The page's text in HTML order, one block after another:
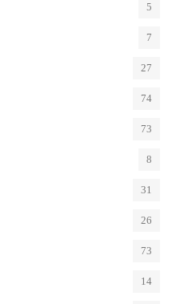
5
7
27
74
73
8
31
26
73
14